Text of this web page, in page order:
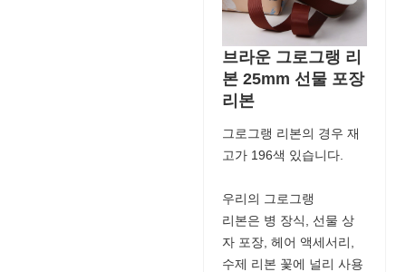
브라운 그로그랭 리
본 25mm 선물 포장
리본
그로그랭 리본의 경우 재
고가 196색 있습니다.
우리의 그로그랭
리본은 병 장식, 선물 상
자 포장, 헤어 액세서리,
수제 리본 꽃에 널리 사용